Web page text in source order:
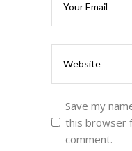
Save my
this browser
comment.